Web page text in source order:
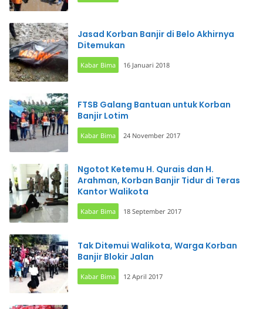
Jasad Korban Banjir di Belo Akhirnya
Ditemukan
Kabar Bima 16 Januari 2018
FTSB Galang Bantuan untuk Korban
Banjir Lotim
Kabar Bima 24 November 2017
Ngotot Ketemu H. Qurais dan H.
Arahman, Korban Banjir Tidur di Teras
Kantor Walikota
Kabar Bima 18 September 2017
Tak Ditemui Walikota, Warga Korban
Banjir Blokir Jalan
Kabar Bima 12 April 2017